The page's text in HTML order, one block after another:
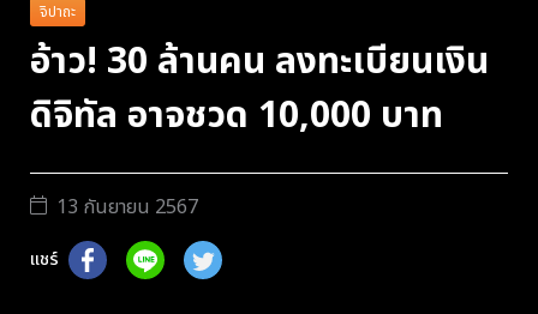
จิปาถะ
อ้าว! 30 ล้านคน ลงทะเบียนเงิน
ดิจิทัล อาจชวด 10,000 บาท
13 กันยายน 2567
แชร์